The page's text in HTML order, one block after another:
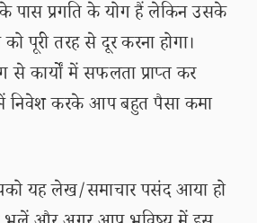
पास प्रगति के योग हैं लेकिन उसके
तरह से दूर करना होगा।
से कार्यों में सफलता प्राप्त कर
निवेश करके आप बहुत पैसा कमा
यह लेख/समाचार पसंद आया हो